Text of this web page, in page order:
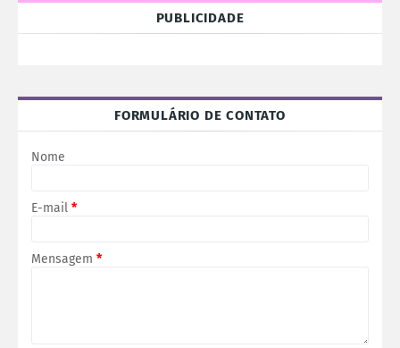
PUBLICIDADE
FORMULÁRIO DE CONTATO
Nome
E-mail *
Mensagem *